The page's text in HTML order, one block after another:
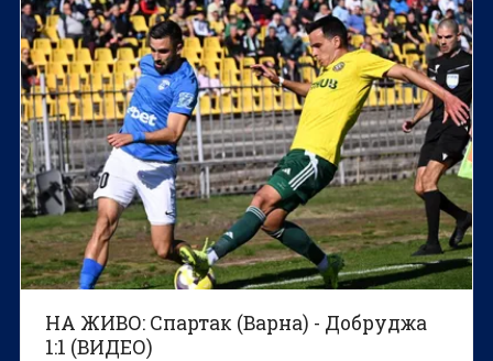
НА ЖИВО: Спартак (Варна) - Добруджа
1:1 (ВИДЕО)